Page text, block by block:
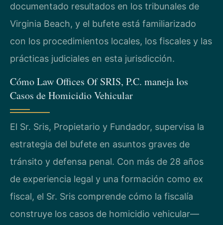
documentado resultados en los tribunales de
Virginia Beach, y el bufete está familiarizado
con los procedimientos locales, los fiscales y las
prácticas judiciales en esta jurisdicción.
Cómo Law Offices Of SRIS, P.C. maneja los
Casos de Homicidio Vehicular
El Sr. Sris, Propietario y Fundador, supervisa la
estrategia del bufete en asuntos graves de
tránsito y defensa penal. Con más de 28 años
de experiencia legal y una formación como ex
fiscal, el Sr. Sris comprende cómo la fiscalía
construye los casos de homicidio vehicular—